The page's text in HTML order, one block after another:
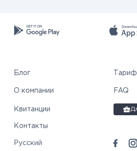
Блог
О компании
Квитанции
FAQ
Контакты
Русский